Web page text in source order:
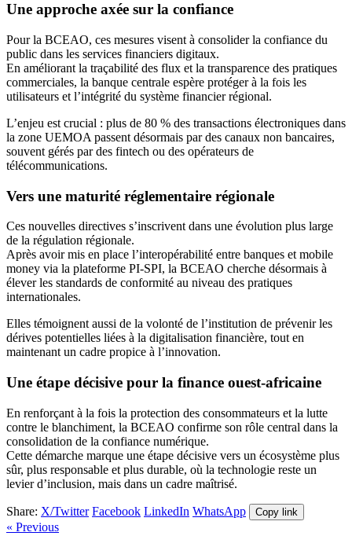
Une approche axée sur la confiance
Pour la BCEAO, ces mesures visent à consolider la confiance du
public dans les services financiers digitaux.
En améliorant la traçabilité des flux et la transparence des pratiques
commerciales, la banque centrale espère protéger à la fois les
utilisateurs et l’intégrité du système financier régional.
L’enjeu est crucial : plus de 80 % des transactions électroniques dans
la zone UEMOA passent désormais par des canaux non bancaires,
souvent gérés par des fintech ou des opérateurs de
télécommunications.
Vers une maturité réglementaire régionale
Ces nouvelles directives s’inscrivent dans une évolution plus large
de la régulation régionale.
Après avoir mis en place l’interopérabilité entre banques et mobile
money via la plateforme PI-SPI, la BCEAO cherche désormais à
élever les standards de conformité au niveau des pratiques
internationales.
Elles témoignent aussi de la volonté de l’institution de prévenir les
dérives potentielles liées à la digitalisation financière, tout en
maintenant un cadre propice à l’innovation.
Une étape décisive pour la finance ouest-africaine
En renforçant à la fois la protection des consommateurs et la lutte
contre le blanchiment, la BCEAO confirme son rôle central dans la
consolidation de la confiance numérique.
Cette démarche marque une étape décisive vers un écosystème plus
sûr, plus responsable et plus durable, où la technologie reste un
levier d’inclusion, mais dans un cadre maîtrisé.
Share: X/Twitter Facebook LinkedIn WhatsApp Copy link
« Previous